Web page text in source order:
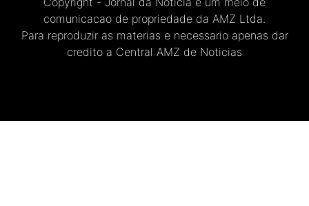
comunicacao de propriedade da AMZ Ltda.
Para reproduzir as materias e necessario apenas dar
credito a Central AMZ de Noticias